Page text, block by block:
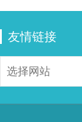
友情链接